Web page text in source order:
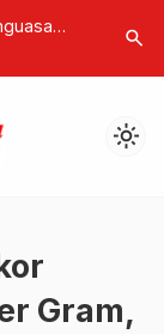
Jejak
Garda
Korban
search
light_mode
Gram,